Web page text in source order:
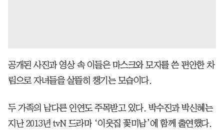
공개된 사진과 영상 속 이들은 마스크와 모자를 쓴 편안한 차
림으로 자녀들을 살뜰히 챙기는 모습이다.
두 가족의 남다른 인연도 주목받고 있다. 박수진과 박신혜는
지난 2013년 tvN 드라마 ‘이웃집 꽃미남’에 함께 출연했다.